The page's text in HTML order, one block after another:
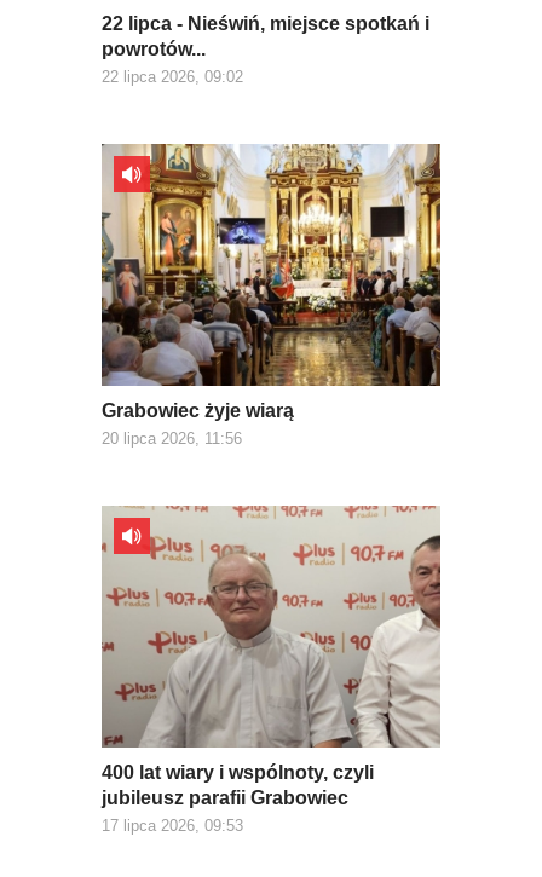
22 lipca - Nieświń, miejsce spotkań i
powrotów...
22 lipca 2026, 09:02
Grabowiec żyje wiarą
20 lipca 2026, 11:56
400 lat wiary i wspólnoty, czyli
jubileusz parafii Grabowiec
17 lipca 2026, 09:53